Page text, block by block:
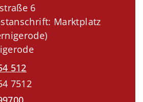
6
Marktplatz
512
7512